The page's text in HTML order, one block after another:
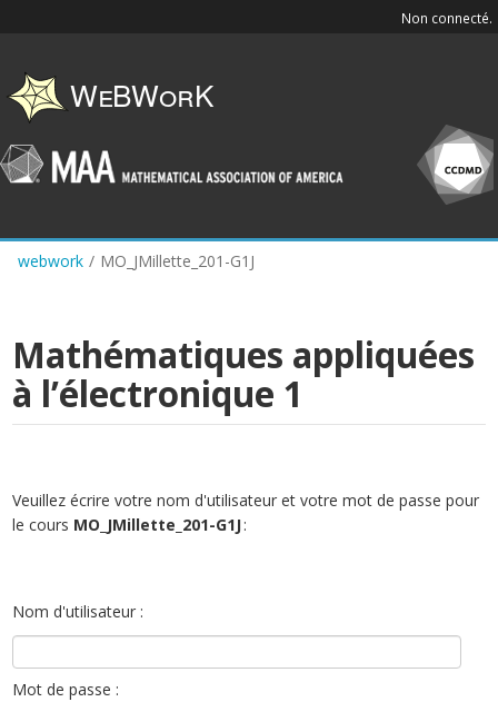
content
Non connecté.
webwork / MO_JMillette_201-G1J
Mathématiques appliquées
à l’électronique 1
Veuillez écrire votre nom d'utilisateur et votre mot de passe pour
le cours MO_JMillette_201-G1J:
Nom d'utilisateur :
Mot de passe :